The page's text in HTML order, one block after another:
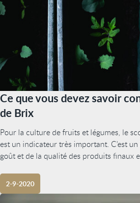
Ce que vous devez savoir
de Brix
Pour la culture de fruits et légumes, le
est un indicateur très important. C’est
goût et de la qualité des produits finaux
2-9-2020